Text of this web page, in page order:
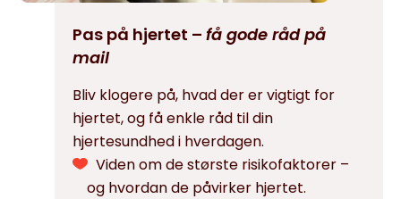
Pas på hjertet – få gode råd på
mail
Bliv klogere på, hvad der er vigtigt for
hjertet, og få enkle råd til din
hjertesundhed i hverdagen.
Viden om de største risikofaktorer –
og hvordan de påvirker hjertet.